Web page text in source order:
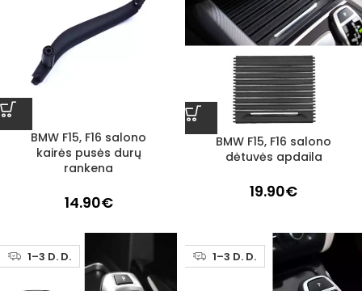
BMW F15, F16 salono
kairės pusės durų
rankena
14.90€
BMW F15, F16 salono
dėtuvės apdaila
19.90€
1–3 D. D. 1–3 D. D.